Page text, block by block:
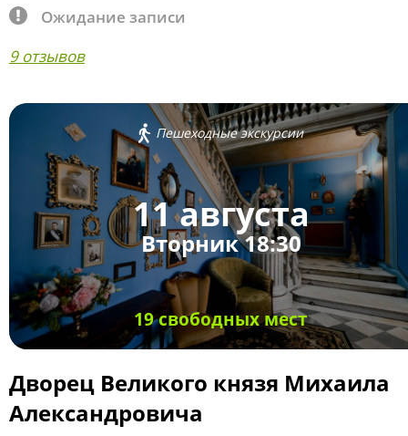
Ожидание записи
9 отзывов
Пешеходные экскурсии
11 августа
Вторник 18:30
19 свободных мест
Дворец Великого князя Михаила
Александровича